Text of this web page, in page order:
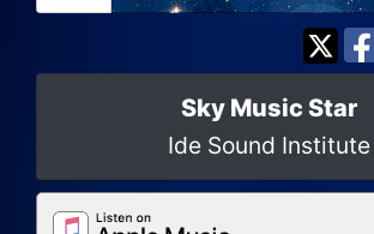
Sky Music Star
Ide Sound Institute